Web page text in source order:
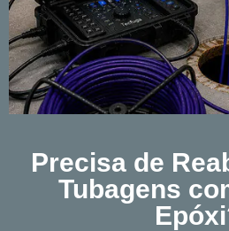
Precisa de
Tubagens